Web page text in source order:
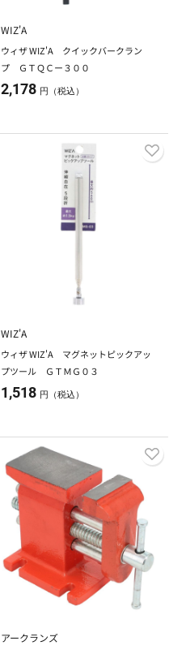
WIZ'A
ウィザ WIZ'A クイックバークラン
プ ＧＴＱＣー３００
2,178 円（税込）
WIZ'A
ウィザ WIZ'A マグネットピックアッ
プツール ＧＴＭＧ０３
1,518 円（税込）
アークランズ